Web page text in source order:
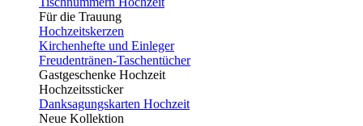
Für die Trauung
Hochzeitskerzen
Kirchenhefte und Einleger
Freudentränen-Taschentücher
Gastgeschenke Hochzeit
Hochzeitssticker
Danksagungskarten Hochzeit
Neue Kollektion